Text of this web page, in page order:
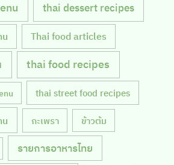
thai dessert recipes
Thai food articles
thai food recipes
thai street food recipes
กะเพรา ข้าวต้ม
รายการอาหารไทย